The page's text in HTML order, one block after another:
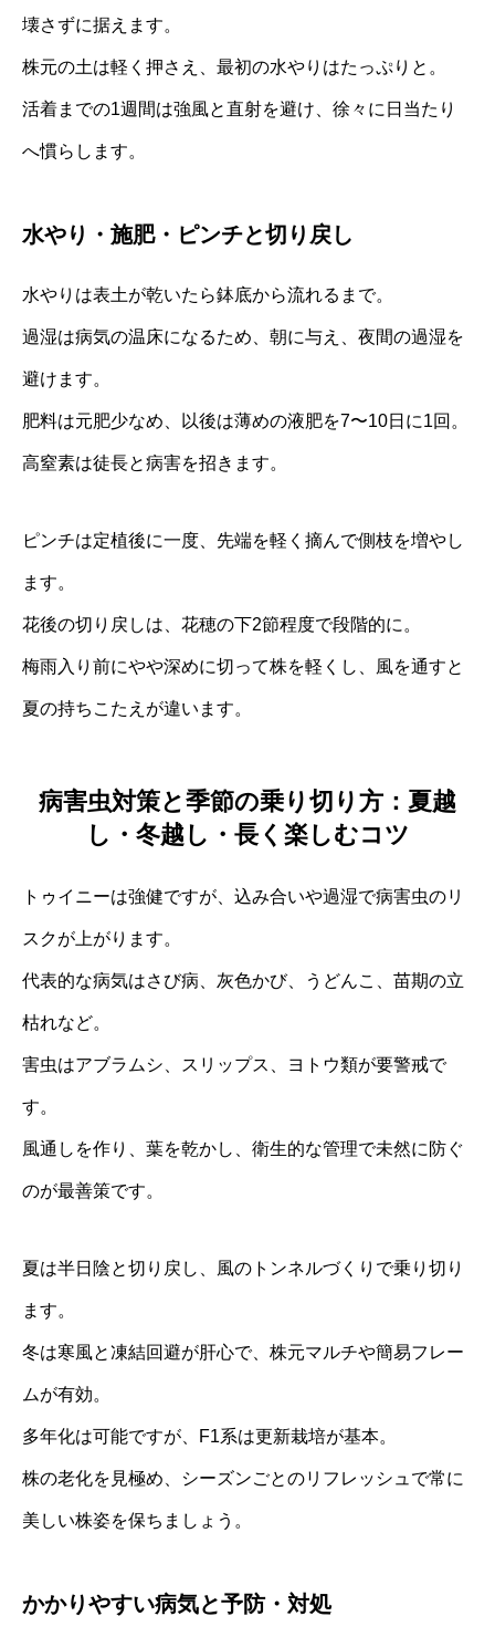
壊さずに据えます。
株元の土は軽く押さえ、最初の水やりはたっぷりと。
活着までの1週間は強風と直射を避け、徐々に日当たり
へ慣らします。
水やり・施肥・ピンチと切り戻し
水やりは表土が乾いたら鉢底から流れるまで。
過湿は病気の温床になるため、朝に与え、夜間の過湿を
避けます。
肥料は元肥少なめ、以後は薄めの液肥を7〜10日に1回。
高窒素は徒長と病害を招きます。
ピンチは定植後に一度、先端を軽く摘んで側枝を増やし
ます。
花後の切り戻しは、花穂の下2節程度で段階的に。
梅雨入り前にやや深めに切って株を軽くし、風を通すと
夏の持ちこたえが違います。
病害虫対策と季節の乗り切り方：夏越
し・冬越し・長く楽しむコツ
トゥイニーは強健ですが、込み合いや過湿で病害虫のリ
スクが上がります。
代表的な病気はさび病、灰色かび、うどんこ、苗期の立
枯れなど。
害虫はアブラムシ、スリップス、ヨトウ類が要警戒で
す。
風通しを作り、葉を乾かし、衛生的な管理で未然に防ぐ
のが最善策です。
夏は半日陰と切り戻し、風のトンネルづくりで乗り切り
ます。
冬は寒風と凍結回避が肝心で、株元マルチや簡易フレー
ムが有効。
多年化は可能ですが、F1系は更新栽培が基本。
株の老化を見極め、シーズンごとのリフレッシュで常に
美しい株姿を保ちましょう。
かかりやすい病気と予防・対処